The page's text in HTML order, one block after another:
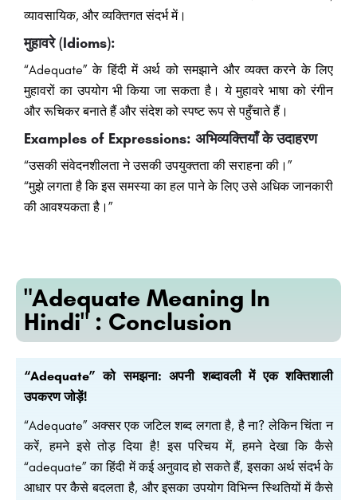
व्यावसायिक, और व्यक्तिगत संदर्भ में।
मुहावरे (Idioms):
“Adequate” के हिंदी में अर्थ को समझाने और व्यक्त करने के लिए
मुहावरों का उपयोग भी किया जा सकता है। ये मुहावरे भाषा को रंगीन
और रूचिकर बनाते हैं और संदेश को स्पष्ट रूप से पहुँचाते हैं।
Examples of Expressions: अभिव्यक्तियाँ के उदाहरण
“उसकी संवेदनशीलता ने उसकी उपयुक्तता की सराहना की।”
“मुझे लगता है कि इस समस्या का हल पाने के लिए उसे अधिक जानकारी
की आवश्यकता है।”
"Adequate Meaning In
Hindi" : Conclusion
“Adequate” को समझना: अपनी शब्दावली में एक शक्तिशाली
उपकरण जोड़ें!
“Adequate” अक्सर एक जटिल शब्द लगता है, है ना? लेकिन चिंता न
करें, हमने इसे तोड़ दिया है! इस परिचय में, हमने देखा कि कैसे
“adequate” का हिंदी में कई अनुवाद हो सकते हैं, इसका अर्थ संदर्भ के
आधार पर कैसे बदलता है, और इसका उपयोग विभिन्न स्थितियों में कैसे